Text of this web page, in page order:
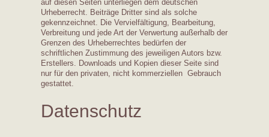
auf diesen Seiten unterliegen dem deutschen
Urheberrecht. Beiträge Dritter sind als solche
gekennzeichnet. Die Vervielfältigung, Bearbeitung,
Verbreitung und jede Art der Verwertung außerhalb der
Grenzen des Urheberrechtes bedürfen der
schriftlichen Zustimmung des jeweiligen Autors bzw.
Erstellers. Downloads und Kopien dieser Seite sind
nur für den privaten, nicht kommerziellen Gebrauch
gestattet.
Datenschutz